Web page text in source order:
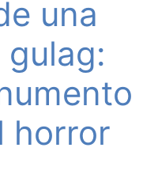
una
horror